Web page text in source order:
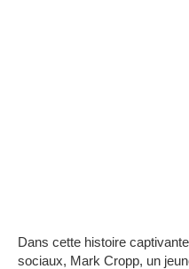
Dans cette histoire
sociaux, Mark Cropp, un